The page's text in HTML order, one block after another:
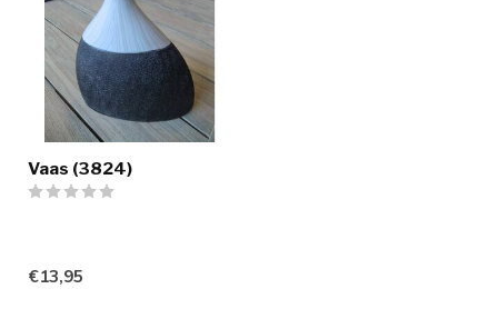
Vaas (3824)
€13,95